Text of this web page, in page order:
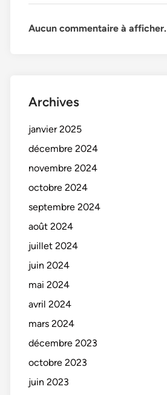
Aucun commentaire à afficher.
Archives
janvier 2025
décembre 2024
novembre 2024
octobre 2024
septembre 2024
août 2024
juillet 2024
juin 2024
mai 2024
avril 2024
mars 2024
décembre 2023
octobre 2023
juin 2023